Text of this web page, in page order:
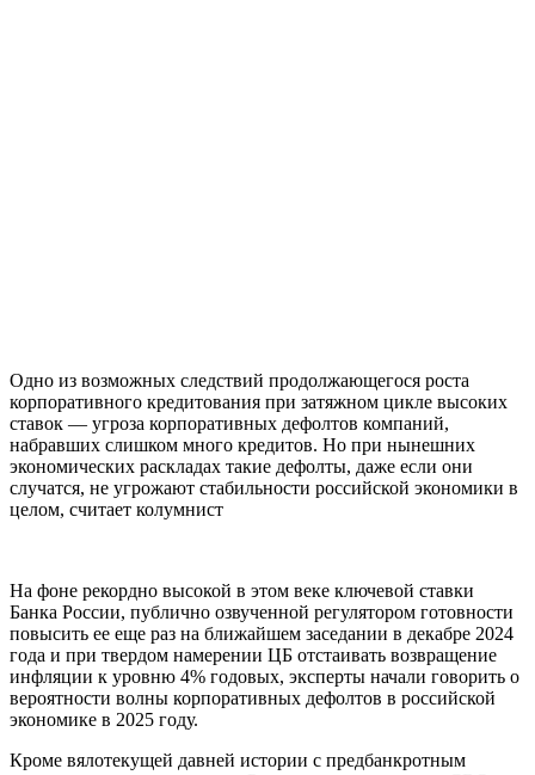
Одно из возможных следствий продолжающегося роста
корпоративного кредитования при затяжном цикле высоких
ставок — угроза корпоративных дефолтов компаний,
набравших слишком много кредитов. Но при нынешних
экономических раскладах такие дефолты, даже если они
случатся, не угрожают стабильности российской экономики в
целом, считает колумнист
На фоне рекордно высокой в этом веке ключевой ставки
Банка России, публично озвученной регулятором готовности
повысить ее еще раз на ближайшем заседании в декабре 2024
года и при твердом намерении ЦБ отстаивать возвращение
инфляции к уровню 4% годовых, эксперты начали говорить о
вероятности волны корпоративных дефолтов в российской
экономике в 2025 году.
Кроме вялотекущей давней истории с предбанкротным